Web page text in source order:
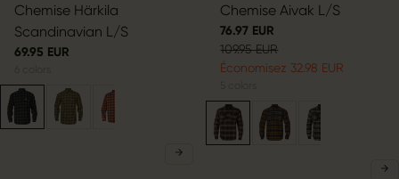
Chemise Härkila
Scandinavian L/S
69.95 EUR
Chemise Aivak L/S
76.97 EUR
109.95 EUR
Économisez 32.98 EUR